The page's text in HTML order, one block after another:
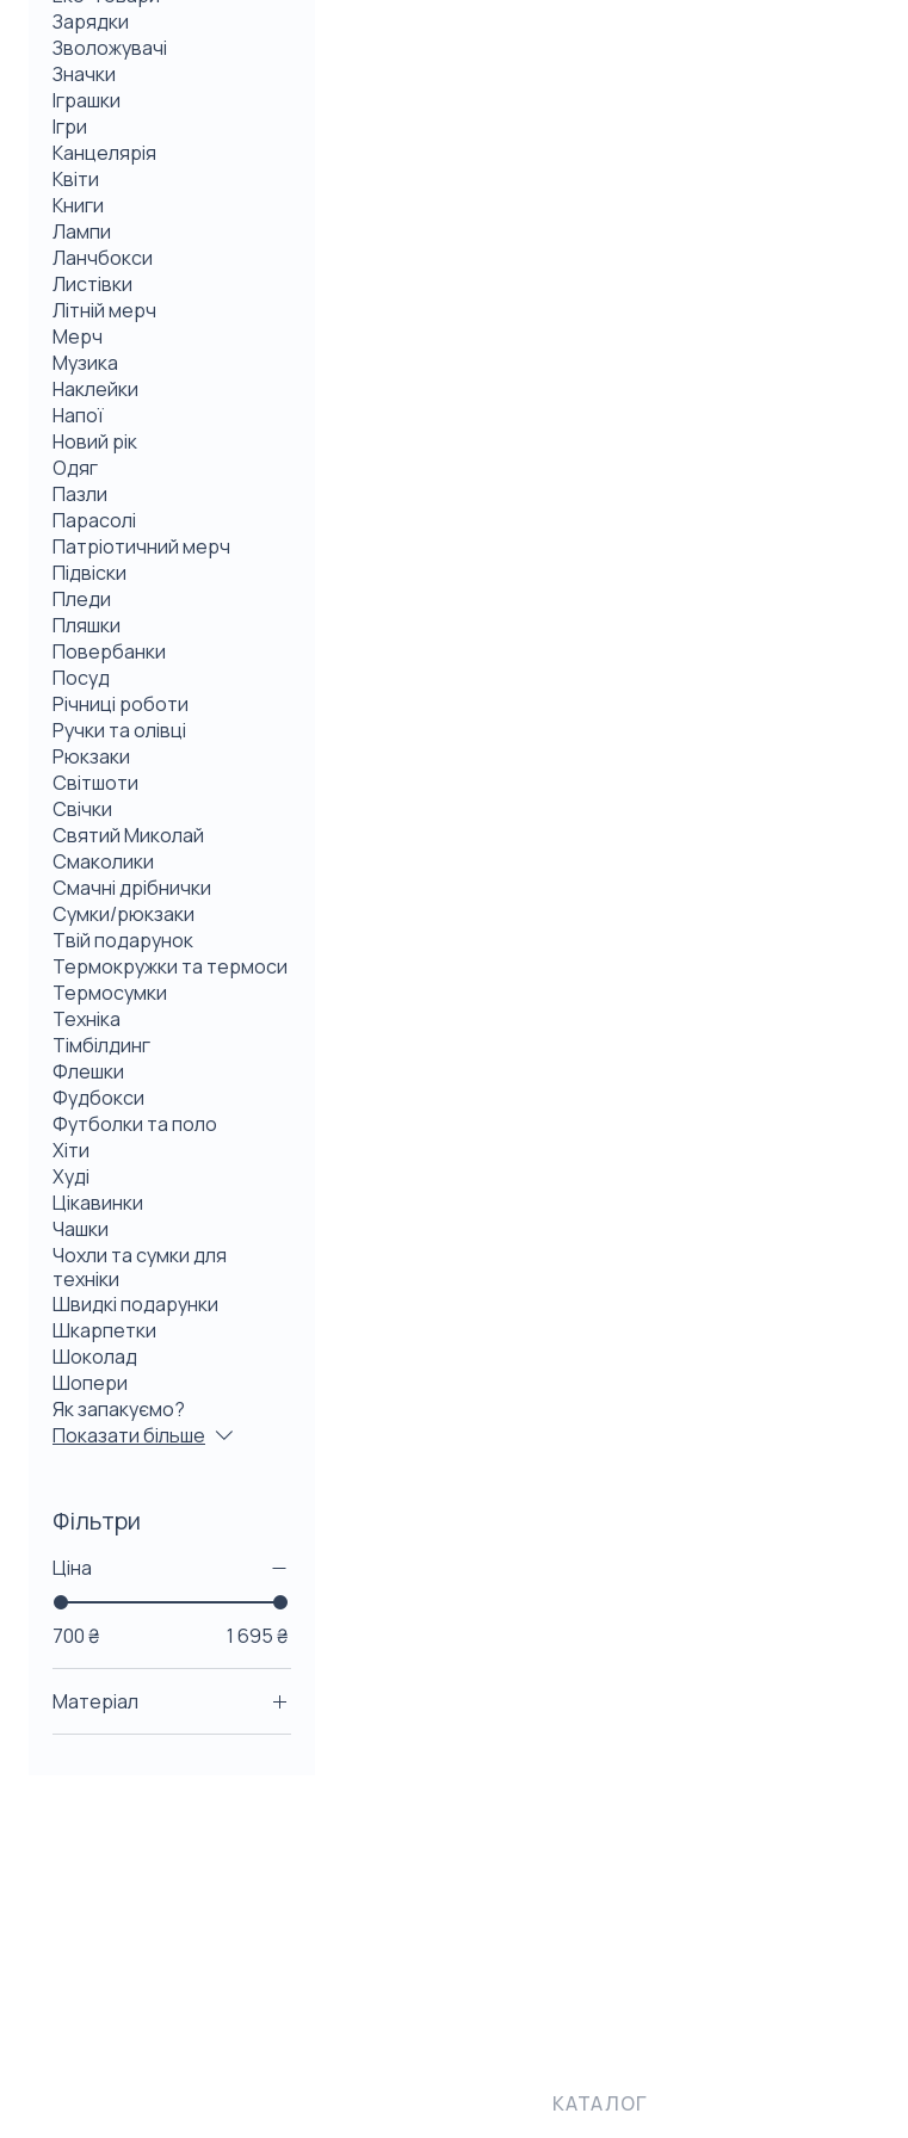
Зарядки
Зволожувачі
Значки
Іграшки
Ігри
Канцелярія
Квіти
Книги
Лампи
Ланчбокси
Листівки
Літній мерч
Мерч
Музика
Наклейки
Напої
Новий рік
Одяг
Пазли
Парасолі
Патріотичний мерч
Підвіски
Пледи
Пляшки
Повербанки
Посуд
Річниці роботи
Ручки та олівці
Рюкзаки
Світшоти
Свічки
Святий Миколай
Смаколики
Смачні дрібнички
Сумки/рюкзаки
Твій подарунок
Термокружки та термоси
Термосумки
Техніка
Тімбілдинг
Флешки
Фудбокси
Футболки та поло
Хіти
Худі
Цікавинки
Чашки
Чохли та сумки для
техніки
Швидкі подарунки
Шкарпетки
Шоколад
Шопери
Як запакуємо?
Показати більше
Фільтри
Ціна
700 ₴ 1 695 ₴
Матеріал
КАТАЛОГ